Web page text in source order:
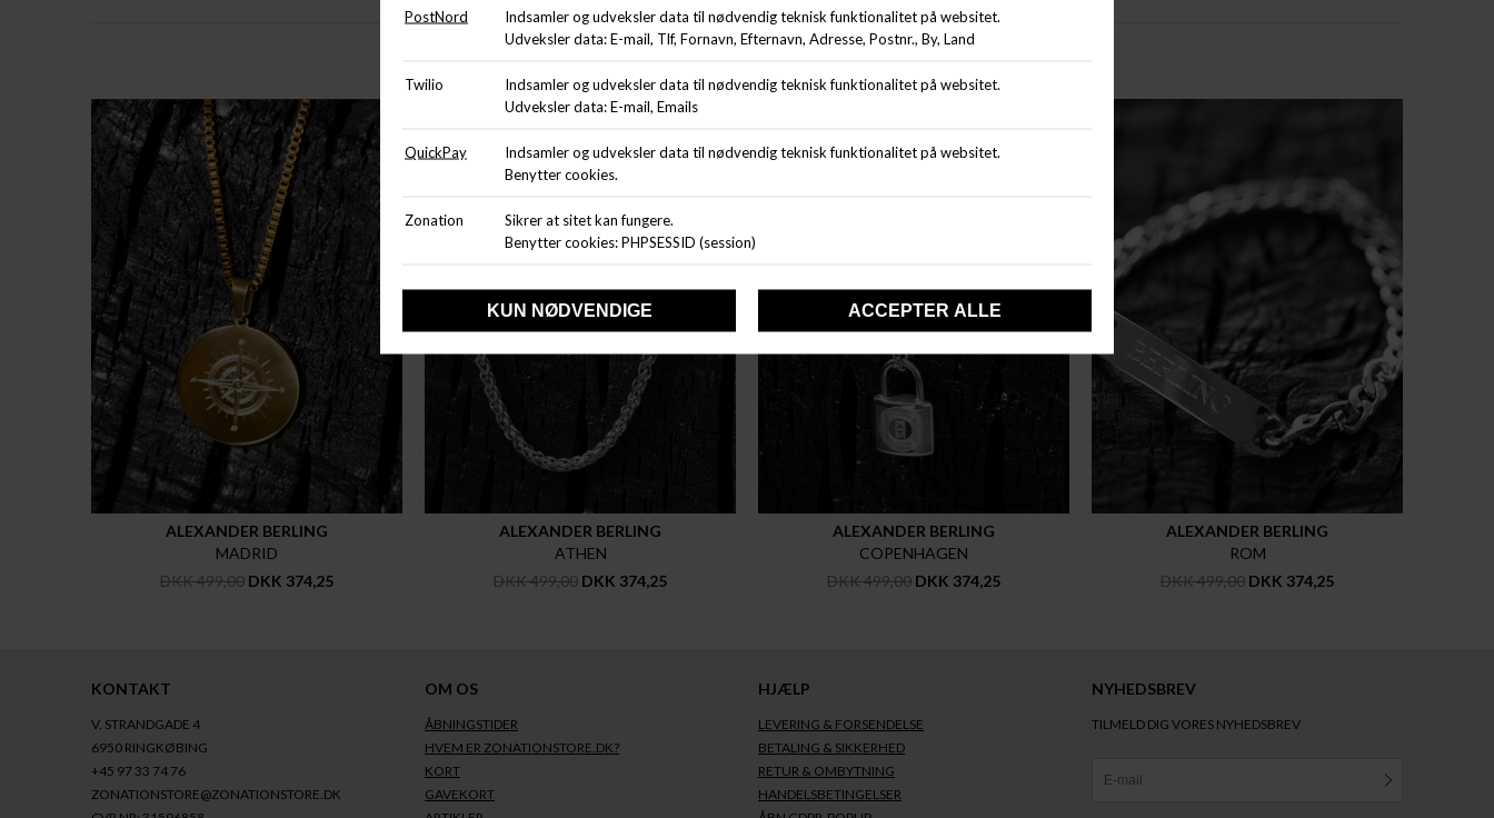
ALEXANDER BERLING
MADRID
DKK 499,00 DKK 374,25
ALEXANDER BERLING
ATHEN
DKK 499,00 DKK 374,25
ALEXANDER BERLING
COPENHAGEN
DKK 499,00 DKK 374,25
ALEXANDER BERLING
ROM
DKK 499,00 DKK 374,25
KONTAKT
V. STRANDGADE 4
6950 RINGKØBING
+45 97 33 74 76
ZONATIONSTORE@ZONATIONSTORE.DK
OM OS
ÅBNINGSTIDER
HVEM ER ZONATIONSTORE.DK?
KORT
GAVEKORT
HJÆLP
LEVERING & FORSENDELSE
BETALING & SIKKERHED
RETUR & OMBYTNING
HANDELSBETINGELSER
NYHEDSBREV
TILMELD DIG VORES NYHEDSBREV